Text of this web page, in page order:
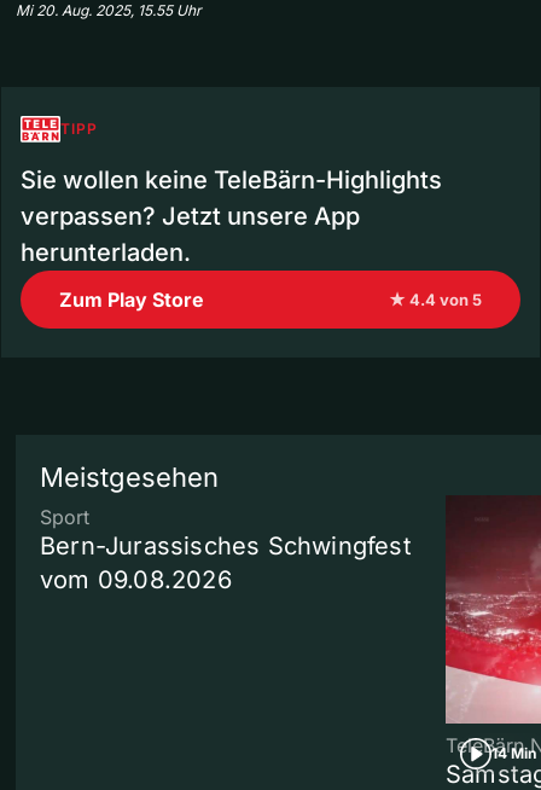
Mi 20. Aug. 2025, 15.55 Uhr
TIPP
Sie wollen keine TeleBärn-Highlights
verpassen? Jetzt unsere App
herunterladen.
Zum Play Store ★ 4.4 von 5
Meistgesehen
Sport
Bern-Jurassisches Schwingfest
vom 09.08.2026
14 Min
TeleBärn